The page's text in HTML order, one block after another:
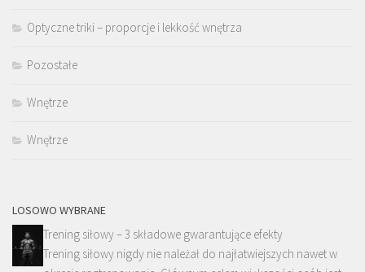
Optyczne triki – proporcje i lekkość wnętrza
Pozostałe
Wnętrze
Wnętrze
LOSOWO WYBRANE
Trening siłowy – 3 składowe gwarantujące efekty
Trening siłowy nigdy nie należał do najłatwiejszych nawet w